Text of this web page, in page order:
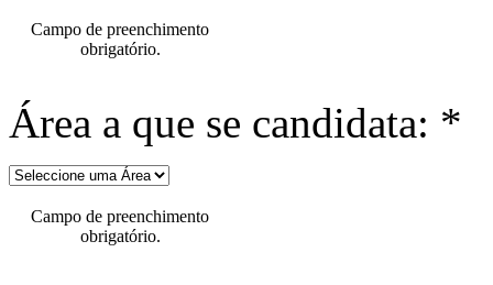
Campo de preenchimento
obrigatório.
Área a que se candidata: *
Campo de preenchimento
obrigatório.